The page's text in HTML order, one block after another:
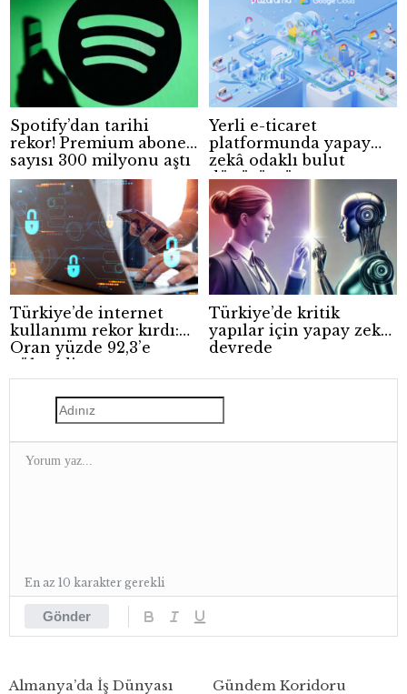
Spotify’dan tarihi
rekor! Premium abone
sayısı 300 milyonu aştı
Yerli e-ticaret
platformunda yapay
zekâ odaklı bulut
dönüşümü
Türkiye’de internet
kullanımı rekor kırdı:
Oran yüzde 92,3’e
yükseldi
Türkiye’de kritik
yapılar için yapay zeka
devrede
Gönder
En az 10 karakter gerekli
Almanya’da İş Dünyası Gündem Koridoru